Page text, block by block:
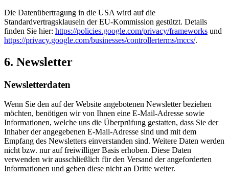
Die Datenübertragung in die USA wird auf die
Standardvertragsklauseln der EU-Kommission gestützt. Details
finden Sie hier: https://policies.google.com/privacy/frameworks und
https://privacy.google.com/businesses/controllerterms/mccs/.
6. Newsletter
Newsletter­daten
Wenn Sie den auf der Website angebotenen Newsletter beziehen
möchten, benötigen wir von Ihnen eine E-Mail-Adresse sowie
Informationen, welche uns die Überprüfung gestatten, dass Sie der
Inhaber der angegebenen E-Mail-Adresse sind und mit dem
Empfang des Newsletters einverstanden sind. Weitere Daten werden
nicht bzw. nur auf freiwilliger Basis erhoben. Diese Daten
verwenden wir ausschließlich für den Versand der angeforderten
Informationen und geben diese nicht an Dritte weiter.